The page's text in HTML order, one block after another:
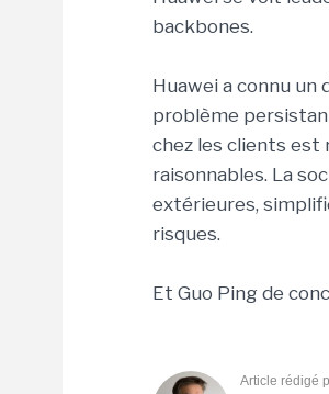
backbones.
Huawei a connu
problème
chez les clients
raisonnables. La
extérieures,
risques.
Et Guo Ping de
Article rédigé